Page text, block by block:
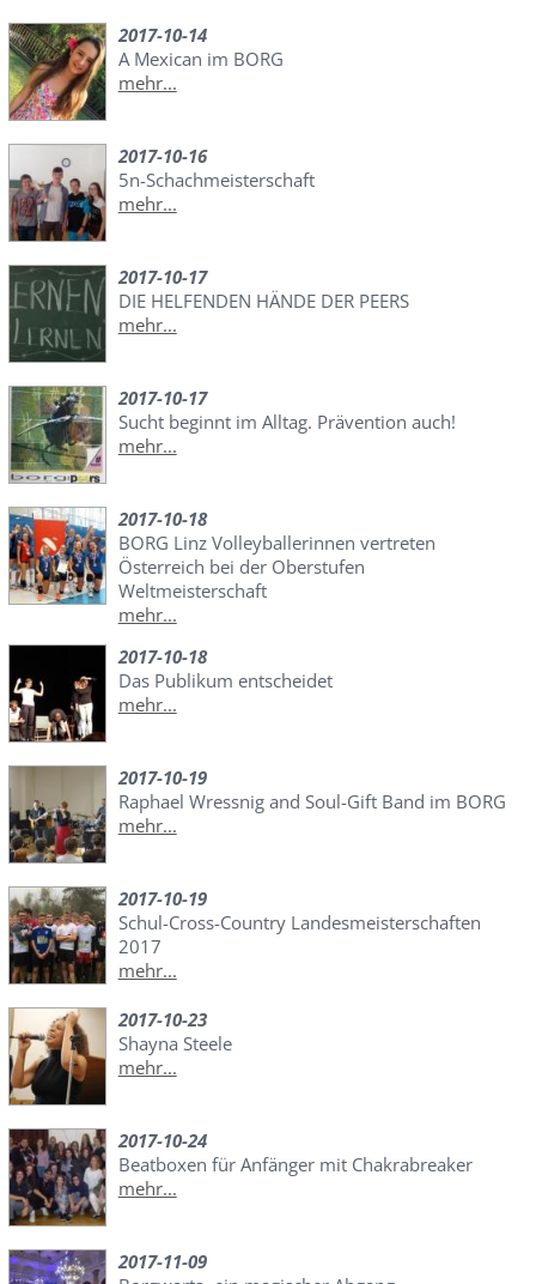
2017-10-14
A Mexican im BORG
mehr...
2017-10-16
5n-Schachmeisterschaft
mehr...
2017-10-17
DIE HELFENDEN HÄNDE DER PEERS
mehr...
2017-10-17
Sucht beginnt im Alltag. Prävention auch!
mehr...
2017-10-18
BORG Linz Volleyballerinnen vertreten
Österreich bei der Oberstufen
Weltmeisterschaft
mehr...
2017-10-18
Das Publikum entscheidet
mehr...
2017-10-19
Raphael Wressnig and Soul-Gift Band im BORG
mehr...
2017-10-19
Schul-Cross-Country Landesmeisterschaften
2017
mehr...
2017-10-23
Shayna Steele
mehr...
2017-10-24
Beatboxen für Anfänger mit Chakrabreaker
mehr...
2017-11-09